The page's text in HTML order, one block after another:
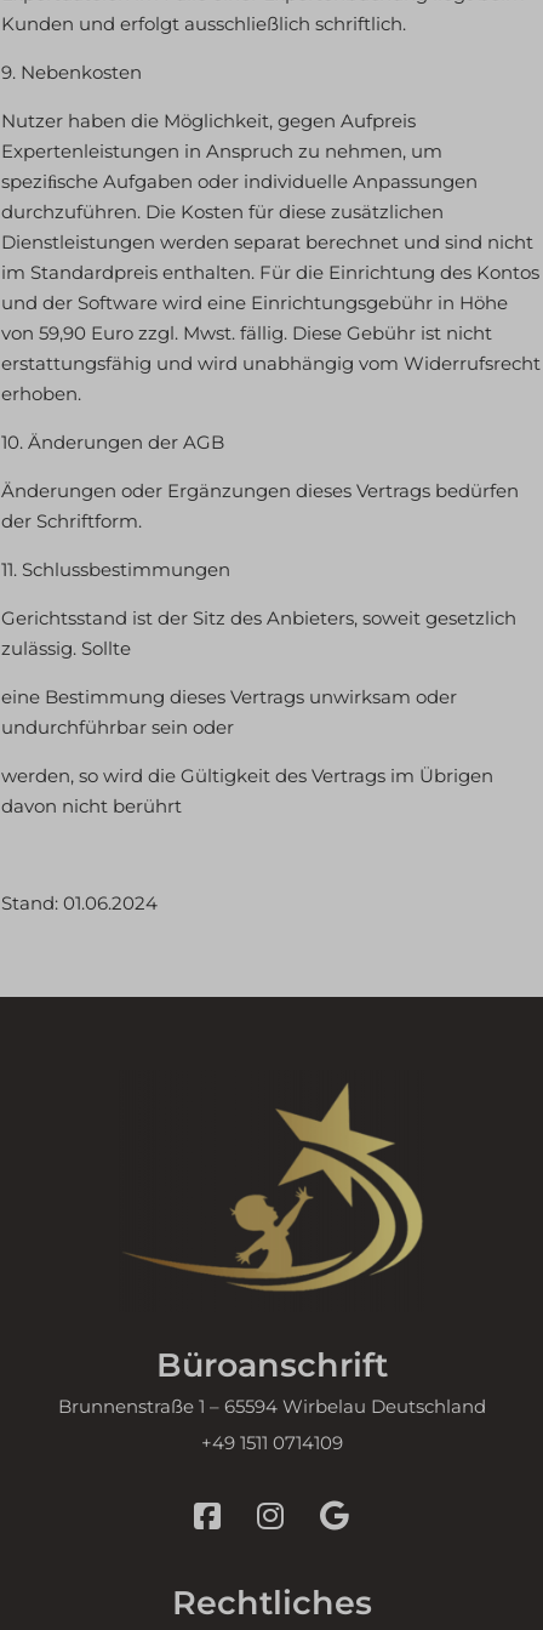
Kunden und erfolgt ausschließlich schriftlich.
9. Nebenkosten
Nutzer haben die Möglichkeit, gegen Aufpreis
Expertenleistungen in Anspruch zu nehmen, um
speziﬁsche Aufgaben oder individuelle Anpassungen
durchzuführen. Die Kosten für diese zusätzlichen
Dienstleistungen werden separat berechnet und sind nicht
im Standardpreis enthalten. Für die Einrichtung des Kontos
und der Software wird eine Einrichtungsgebühr in Höhe
von 59,90 Euro zzgl. Mwst. fällig. Diese Gebühr ist nicht
erstattungsfähig und wird unabhängig vom Widerrufsrecht
erhoben.
10. Änderungen der AGB
Änderungen oder Ergänzungen dieses Vertrags bedürfen
der Schriftform.
11. Schlussbestimmungen
Gerichtsstand ist der Sitz des Anbieters, soweit gesetzlich
zulässig. Sollte
eine Bestimmung dieses Vertrags unwirksam oder
undurchführbar sein oder
werden, so wird die Gültigkeit des Vertrags im Übrigen
davon nicht berührt
Stand: 01.06.2024
Büroanschrift
Brunnenstraße 1 – 65594 Wirbelau Deutschland
+49 1511 0714109
Rechtliches
cmplz_consent_status
cmplz_consented_services
cmplz_functional
cmplz_marketing
cmplz_preferences
cookie_notice_accepted
CookieConsent
cookieconsent_status
cookieyes-consent
OptanonConsent
wordpress_test_cookie
wp-settings-time-*
cdn.iubenda.com
recensioni-io-static-folder.s3.eu-central-1.amazonaws.com
Analyse
Einblicke geben, wie unsere Besucher mit unserer Website
_pk_ref*
_pk_ses*
_pk_testcookie*
analytics_cookies
cookies-state
uc_user_interaction
Marketing
Marketing-Dienste werden von Drittanbietern oder Publishern
indem sie Besucher über verschiedene Websites hinweg verfolgen.
Medien
Diese Cookies und Dienste sind erforderlich, um bestimmte
Medienelemente anzuzeigen, wie eingebettete Videos, Karten,
Beiträge in sozialen Medien usw.
Details anzeigen
assets.immersivetranslate.cn
Diese Kategorie umfasst alle Cookies, Domains und Dienste, die
nicht in die anderen spezifischen Kategorien fallen oder nicht
_deCookiesConsent
_ketch_consent_v1_
acris_cookie_acc
amp_*
blocksy_cookies_consent_accepted
cookie_permission_granted
marketing_cookies
MicrosoftApplicationsTelemetryFirstLaunchTime